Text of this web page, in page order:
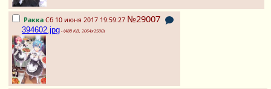
Ракка Сб 10 июня 2017 19:59:27 №29007
394602.jpg - (488 KB, 1064x1500)